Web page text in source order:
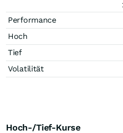
Performance
Hoch
Tief
Volatilität
Hoch-/Tief-Kurse